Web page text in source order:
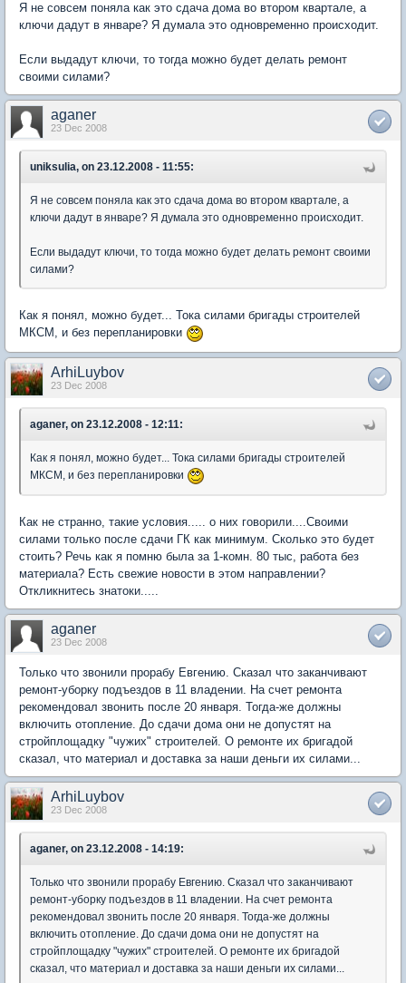
Я не совсем поняла как это сдача дома во втором квартале, а
ключи дадут в январе? Я думала это одновременно происходит.
Если выдадут ключи, то тогда можно будет делать ремонт
своими силами?
aganer
23 Dec 2008
uniksulia, on 23.12.2008 - 11:55:
Я не совсем поняла как это сдача дома во втором квартале, а
ключи дадут в январе? Я думала это одновременно происходит.
Если выдадут ключи, то тогда можно будет делать ремонт своими
силами?
Как я понял, можно будет... Тока силами бригады строителей
МКСМ, и без перепланировки
ArhiLuybov
23 Dec 2008
aganer, on 23.12.2008 - 12:11:
Как я понял, можно будет... Тока силами бригады строителей
МКСМ, и без перепланировки
Как не странно, такие условия..... о них говорили....Своими
силами только после сдачи ГК как минимум. Сколько это будет
стоить? Речь как я помню была за 1-комн. 80 тыс, работа без
материала? Есть свежие новости в этом направлении?
Откликнитесь знатоки.....
aganer
23 Dec 2008
Только что звонили прорабу Евгению. Сказал что заканчивают
ремонт-уборку подъездов в 11 владении. На счет ремонта
рекомендовал звонить после 20 января. Тогда-же должны
включить отопление. До сдачи дома они не допустят на
стройплощадку "чужих" строителей. О ремонте их бригадой
сказал, что материал и доставка за наши деньги их силами...
ArhiLuybov
23 Dec 2008
aganer, on 23.12.2008 - 14:19:
Только что звонили прорабу Евгению. Сказал что заканчивают
ремонт-уборку подъездов в 11 владении. На счет ремонта
рекомендовал звонить после 20 января. Тогда-же должны
включить отопление. До сдачи дома они не допустят на
стройплощадку "чужих" строителей. О ремонте их бригадой
сказал, что материал и доставка за наши деньги их силами...